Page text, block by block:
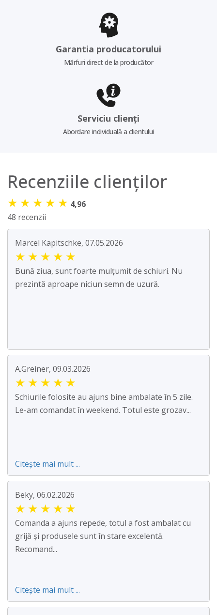
Garantia producatorului
Mărfuri direct de la producător
Serviciu clienți
Abordare individuală a clientului
Recenziile clienților
★ ★ ★ ★ ★ 4,96
48 recenzii
Marcel Kapitschke, 07.05.2026
★ ★ ★ ★ ★
Bună ziua, sunt foarte mulțumit de schiuri. Nu
prezintă aproape niciun semn de uzură.
A.Greiner, 09.03.2026
★ ★ ★ ★ ★
Schiurile folosite au ajuns bine ambalate în 5 zile.
Le-am comandat în weekend. Totul este grozav...
Citește mai mult ...
Beky, 06.02.2026
★ ★ ★ ★ ★
Comanda a ajuns repede, totul a fost ambalat cu
grijă și produsele sunt în stare excelentă.
Recomand...
Citește mai mult ...